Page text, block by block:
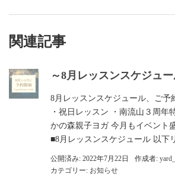
関連記事
～8月レッスンスケジュ
8月レッスンスケジュール、ご予
・祝日レッスン ・南流山３周年
かの森親子ヨガ 今月もイベント
■8月レッスンスケジュール 以
公開済み: 2022年7月22日 作成者:
カテゴリー: お知らせ